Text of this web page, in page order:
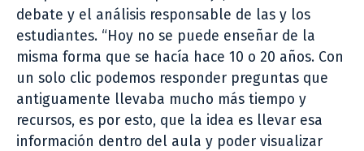
debate y el análisis responsable de las y los
estudiantes. “Hoy no se puede enseñar de la
misma forma que se hacía hace 10 o 20 años. Con
un solo clic podemos responder preguntas que
antiguamente llevaba mucho más tiempo y
recursos, es por esto, que la idea es llevar esa
información dentro del aula y poder visualizar